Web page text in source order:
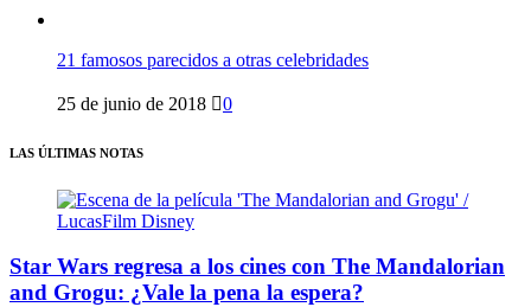
21 famosos parecidos a otras celebridades
25 de junio de 2018 0
LAS ÚLTIMAS NOTAS
Star Wars regresa a los cines con The Mandalorian
and Grogu: ¿Vale la pena la espera?